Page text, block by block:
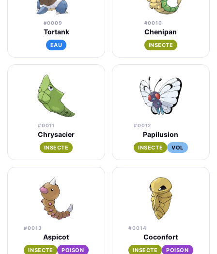
#0009
Tortank
EAU
#0010
Chenipan
INSECTE
#0011
Chrysacier
INSECTE
#0012
Papilusion
INSECTE VOL
#0013
Aspicot
INSECTE POISON
#0014
Coconfort
INSECTE POISON